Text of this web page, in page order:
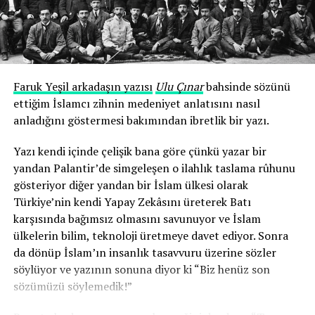
Faruk Yeşil arkadaşın yazısı Ulu Çınarbahsinde sözünü
ettiğim İslamcı zihnin medeniyet anlatısını nasıl
anladığını göstermesi bakımından ibretlik bir yazı.
Yazı kendi içinde çelişik bana göre çünkü yazar bir
yandan Palantir’de simgeleşen o ilahlık taslama rûhunu
gösteriyor diğer yandan bir İslam ülkesi olarak
Türkiye’nin kendi Yapay Zekâsını üreterek Batı
karşısında bağımsız olmasını savunuyor ve İslam
ülkelerin bilim, teknoloji üretmeye davet ediyor. Sonra
da dönüp İslam’ın insanlık tasavvuru üzerine sözler
söylüyor ve yazının sonuna diyor ki “Biz henüz son
sözümüzü söylemedik!”